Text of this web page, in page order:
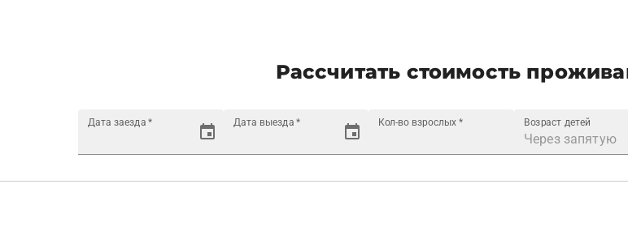
Рассчитать стоимость
Дата заезда * Дата выезда * Кол-во взрослых * Возраст детей